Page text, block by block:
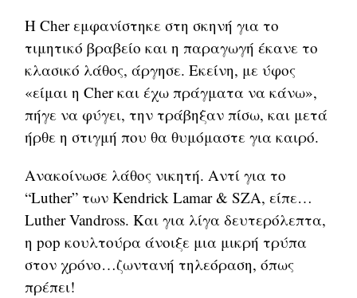
Η Cher εμφανίστηκε στη σκηνή για το
τιμητικό βραβείο και η παραγωγή έκανε το
κλασικό λάθος, άργησε. Εκείνη, με ύφος
«είμαι η Cher και έχω πράγματα να κάνω»,
πήγε να φύγει, την τράβηξαν πίσω, και μετά
ήρθε η στιγμή που θα θυμόμαστε για καιρό.
Ανακοίνωσε λάθος νικητή. Αντί για το
“Luther” των Kendrick Lamar & SZA, είπε…
Luther Vandross. Και για λίγα δευτερόλεπτα,
η pop κουλτούρα άνοιξε μια μικρή τρύπα
στον χρόνο…ζωντανή τηλεόραση, όπως
πρέπει!